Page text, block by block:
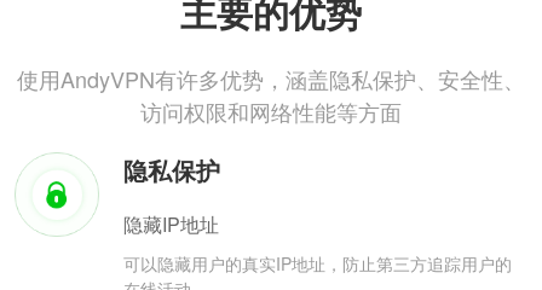
主要的优势
使用AndyVPN有许多优势，涵盖隐私保护、安全性、
访问权限和网络性能等方面
隐私保护
隐藏IP地址
可以隐藏用户的真实IP地址，防止第三方追踪用户的